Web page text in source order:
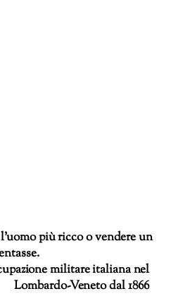
più ricco o vendere un
militare italiana nel
Lombardo-Veneto dal 1866